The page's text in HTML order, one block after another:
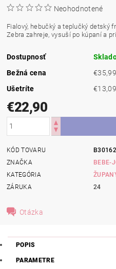
Neohodnotené
Fialový, hebučký a teplučký detský
Zebra zahreje, vysuší po kúpaní a
Dostupnosť
Bežná cena
€35,99
Ušetríte
€13,09
€22,90
KÓD TOVARU
ZNAČKA
BEBE-
KATEGÓRIA
ZÁRUKA
24
Otázka
POPIS
PARAMETRE